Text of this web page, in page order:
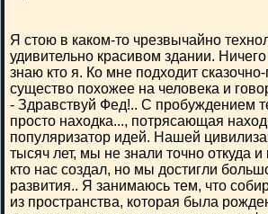
Я стою в каком-то чрезвычайно
удивительно красивом здании.
знаю кто я. Ко мне подходит
существо похожее на человека и
- Здравствуй Фед!.. С пробуждением
просто находка..., потрясающая
популяризатор идей. Нашей
тысяч лет, мы не знали точно откуда и
кто нас создал, но мы достигли
развития.. Я занимаюсь тем, что
из пространства, которая была